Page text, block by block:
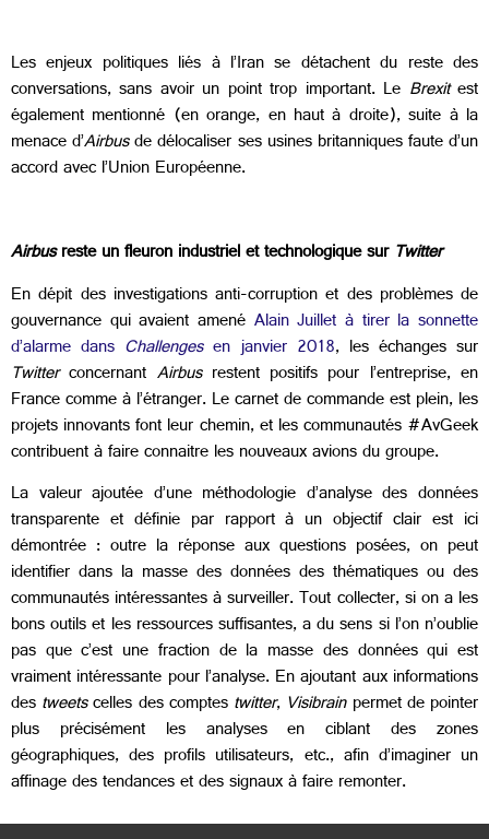
Les enjeux politiques liés à l’Iran se détachent du reste des
conversations, sans avoir un point trop important. Le Brexitest
également mentionné (en orange, en haut à droite), suite à la
menace d’Airbusde délocaliser ses usines britanniques faute d’un
accord avec l’Union Européenne.
Airbusreste un fleuron industriel et technologique surTwitter
En dépit des investigations anti-corruption et des problèmes de
gouvernance qui avaient amené Alain Juillet à tirer la sonnette
d’alarme dans Challengesen janvier 2018, les échanges sur
Twitterconcernant Airbusrestent positifs pour l’entreprise, en
France comme à l’étranger. Le carnet de commande est plein, les
projets innovants font leur chemin, et les communautés #AvGeek
contribuent à faire connaitre les nouveaux avions du groupe.
La valeur ajoutée d’une méthodologie d’analyse des données
transparente et définie par rapport à un objectif clair est ici
démontrée : outre la réponse aux questions posées, on peut
identifier dans la masse des données des thématiques ou des
communautés intéressantes à surveiller. Tout collecter, si on a les
bons outils et les ressources suffisantes, a du sens si l’on n’oublie
pas que c’est une fraction de la masse des données qui est
vraiment intéressante pour l’analyse. En ajoutant aux informations
destweetscelles des comptestwitter, Visibrainpermet de pointer
plus précisément les analyses en ciblant des zones
géographiques, des profils utilisateurs, etc., afin d’imaginer un
affinage des tendances et des signaux à faire remonter.